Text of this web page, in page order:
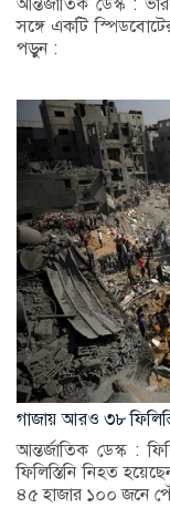
সঙ্গে একটি
পড়ুন :
গাজায় আরও ৩৮
আন্তর্জাতিক ডেস্ক :
ফিলিস্তিনি নিহত
৪৫ হাজার ১০০ জনে